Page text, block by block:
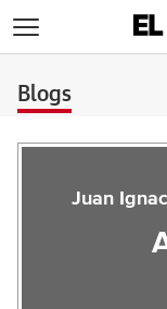
Blogs
Juan